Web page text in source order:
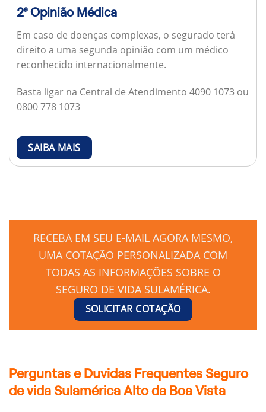
2ª Opinião Médica
Em caso de doenças complexas, o segurado terá
direito a uma segunda opinião com um médico
reconhecido internacionalmente.
Basta ligar na Central de Atendimento 4090 1073 ou
0800 778 1073
SAIBA MAIS
RECEBA EM SEU E-MAIL AGORA MESMO,
UMA COTAÇÃO PERSONALIZADA COM
TODAS AS INFORMAÇÕES SOBRE O
SEGURO DE VIDA SULAMÉRICA.
SOLICITAR COTAÇÃO
Perguntas e Duvidas Frequentes Seguro
de vida Sulamérica Alto da Boa Vista